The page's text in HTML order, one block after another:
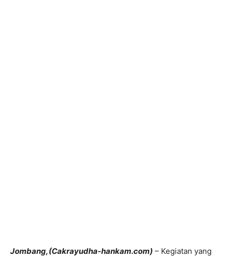
Jombang,(Cakrayudha-hankam.com) – Kegiatan yang